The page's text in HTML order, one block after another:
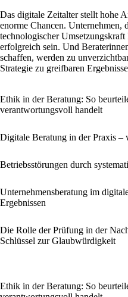
Das digitale Zeitalter stellt hohe
enorme Chancen. Unternehmen,
technologischer
erfolgreich sein. Und
schaffen, werden zu
Strategie zu greifbaren
Ethik in der Beratung: So
verantwortungsvoll handelt
Digitale Beratung in der Praxis –
Betriebsstörungen durch
Unternehmensberatung im
Ergebnissen
Die Rolle der Prüfung in der
Schlüssel zur Glaubwürdigkeit
Ethik in der Beratung: So